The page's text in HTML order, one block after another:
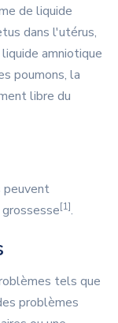
de liquide
dans l'utérus,
amniotique
poumons, la
libre du
peuvent
[1].
tels que
problèmes